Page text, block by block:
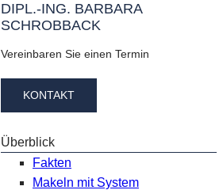
DIPL.-ING. BARBARA
SCHROBBACK
Vereinbaren Sie einen Termin
KONTAKT
Überblick
Fakten
Makeln mit System